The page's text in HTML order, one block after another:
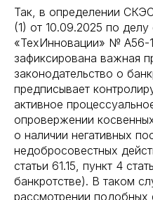
Так, в определении
(1) от 10.09.2025 по
«ТехИнновации» № А56-
зафиксирована важная
законодательство о
предписывает
активное
опровержении
о наличии негативных
недобросовестных
статьи 61.15, пункт 4
банкротстве). В таком
рассмотрении подобных